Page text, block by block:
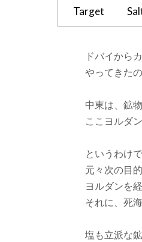
Target
ドバイから
やってきた
中東は、鉱
ここヨルダ
というわけ
元々次の目
ヨルダンを
それに、死
塩も立派な